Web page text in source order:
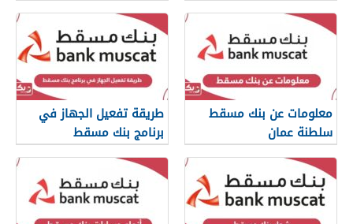
معلومات عن بنك مسقط
سلطنة عمان
طريقة تفعيل الجهاز في
برنامج بنك مسقط